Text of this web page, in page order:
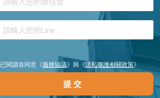
已閱讀並同意《服務協議》與《隱私保護相關政策》
提 交